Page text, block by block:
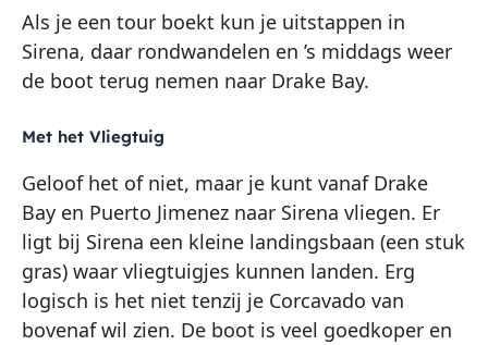
Als je een tour boekt kun je uitstappen in
Sirena, daar rondwandelen en ’s middags weer
de boot terug nemen naar Drake Bay.
Met het Vliegtuig
Geloof het of niet, maar je kunt vanaf Drake
Bay en Puerto Jimenez naar Sirena vliegen. Er
ligt bij Sirena een kleine landingsbaan (een stuk
gras) waar vliegtuigjes kunnen landen. Erg
logisch is het niet tenzij je Corcavado van
bovenaf wil zien. De boot is veel goedkoper en